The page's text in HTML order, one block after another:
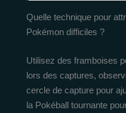
Quelle technique pour
Pokémon difficiles ?
Utilisez des framboises
lors des captures,
cercle de capture pour
la Pokéball tournante